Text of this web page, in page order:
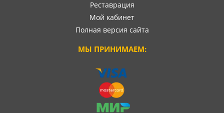
Реставрация
Мой кабинет
Полная версия сайта
МЫ ПРИНИМАЕМ: